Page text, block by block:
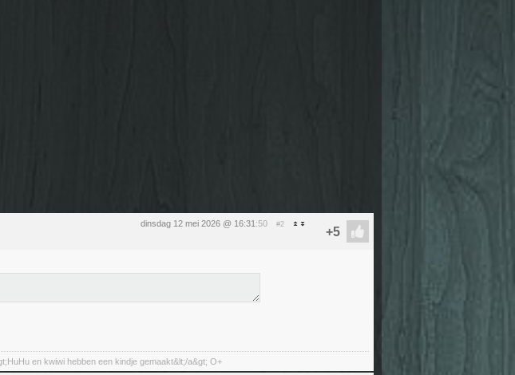
dinsdag 12 mei 2026 @ 16:31 :50 #2
en kwiwi hebben een kindje gemaakt&lt;/a&gt; O+